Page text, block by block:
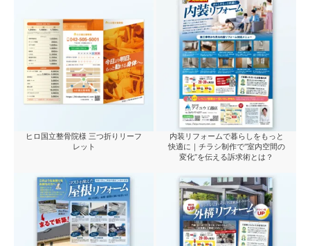
ヒロ国立整骨院様 三つ折りリーフ
レット
内装リフォームで暮らしをもっと
快適に｜チラシ制作で“室内空間の
変化”を伝える訴求術とは？